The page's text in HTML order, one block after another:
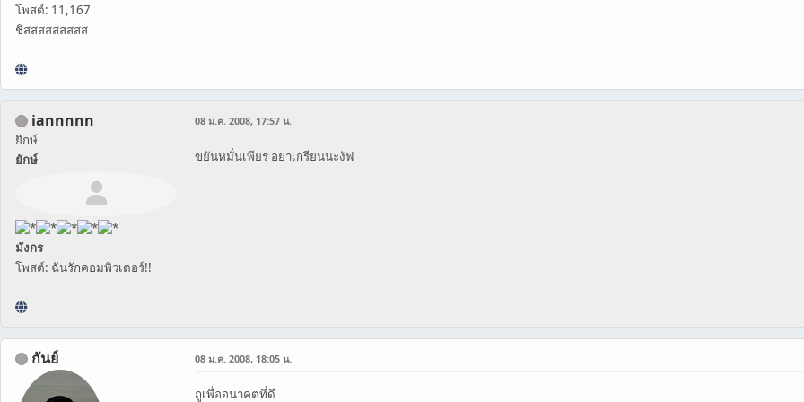
โพสต์: 11,167
ชิสสสสสสสสส
iannnnn
ยึกษ์
ยักษ์
มังกร
โพสต์: ฉันรักคอมพิวเตอร์!!
08 ม.ค. 2008, 17:57 น.
ขยันหมั่นเพียร อย่าเกรียนนะงัฟ
กันย์ 08 ม.ค. 2008, 18:05 น.
ถูเพื่ออนาคตที่ดี